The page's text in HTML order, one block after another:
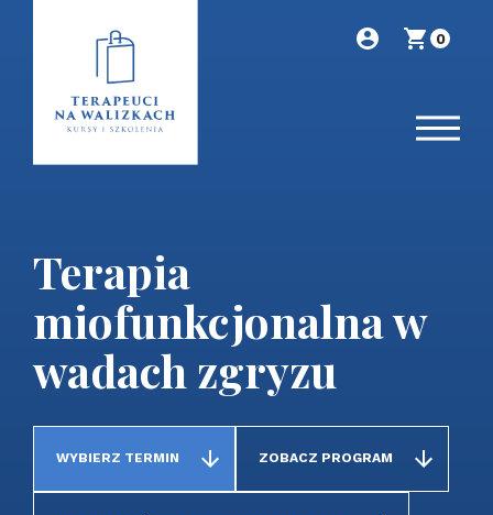
0
Terapia
miofunkcjonalna w
wadach zgryzu
WYBIERZ TERMIN ZOBACZ PROGRAM